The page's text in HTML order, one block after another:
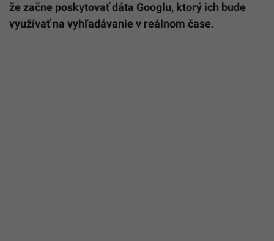
že začne poskytovať dáta Googlu, ktorý ich bude
využívať na vyhľadávanie v reálnom čase.